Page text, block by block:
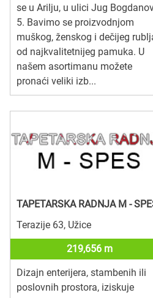
se u Arilju, u ulici Jug
5. Bavimo se proizvodnjom
muškog, ženskog i dečijeg
od najkvalitetnijeg pamuka. U
našem asortimanu možete
pronaći veliki izb...
TAPETARSKA RADNJA M -
Terazije 63, Užice
219,656 m
Dizajn enterijera, stambenih ili
poslovnih prostora, iziskuje